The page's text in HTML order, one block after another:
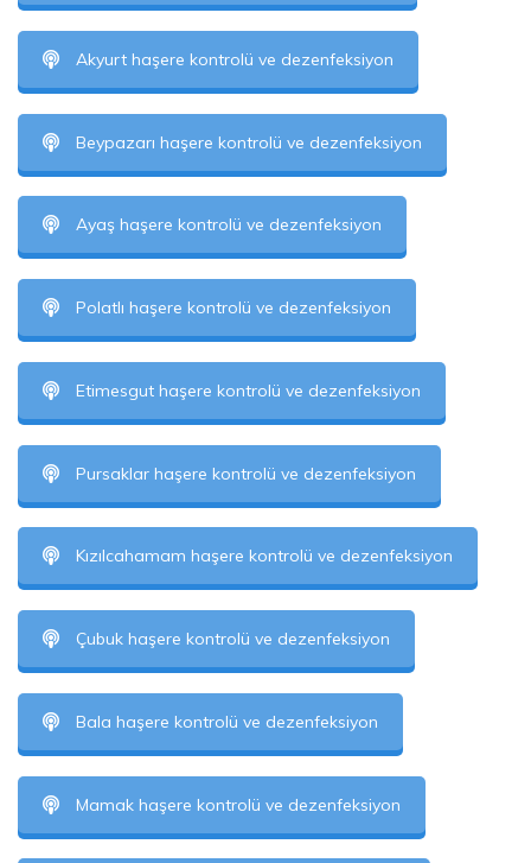
Akyurt haşere kontrolü ve dezenfeksiyon
Beypazarı haşere kontrolü ve dezenfeksiyon
Ayaş haşere kontrolü ve dezenfeksiyon
Polatlı haşere kontrolü ve dezenfeksiyon
Etimesgut haşere kontrolü ve dezenfeksiyon
Pursaklar haşere kontrolü ve dezenfeksiyon
Kızılcahamam haşere kontrolü ve dezenfeksiyon
Çubuk haşere kontrolü ve dezenfeksiyon
Bala haşere kontrolü ve dezenfeksiyon
Mamak haşere kontrolü ve dezenfeksiyon